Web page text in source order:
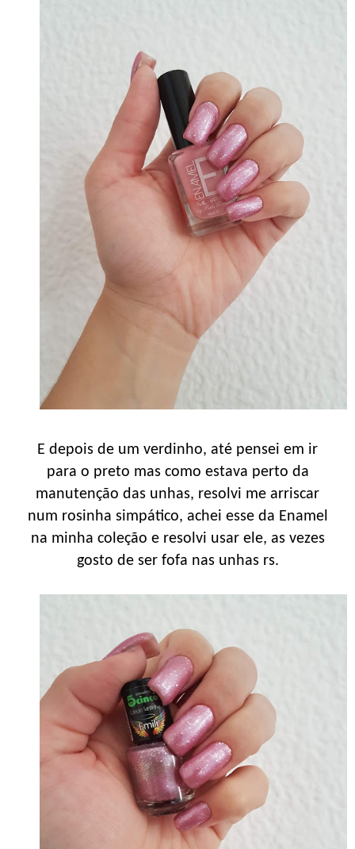
E depois de um verdinho, até pensei em ir
para o preto mas como estava perto da
manutenção das unhas, resolvi me arriscar
num rosinha simpático, achei esse da Enamel
na minha coleção e resolvi usar ele, as vezes
gosto de ser fofa nas unhas rs.